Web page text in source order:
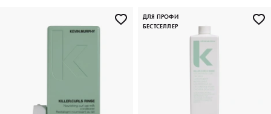
ДЛЯ ПРОФИ
БЕСТСЕЛЛЕР